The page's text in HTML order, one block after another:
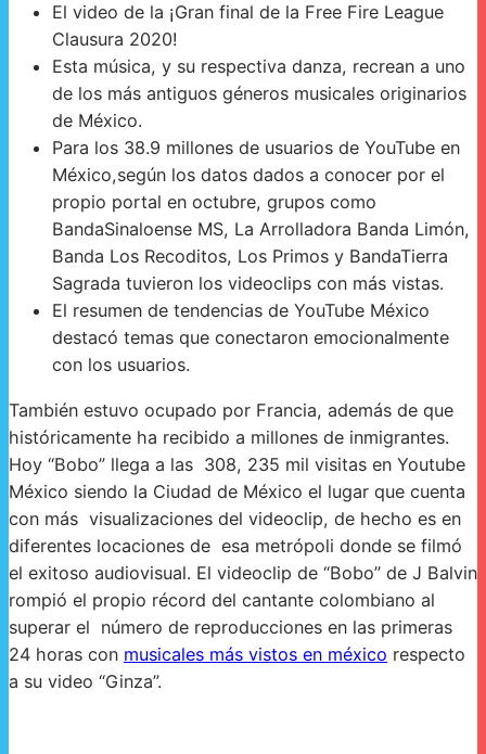
El video de la ¡Gran final de la Free Fire League
Clausura 2020!
Esta música, y su respectiva danza, recrean a uno
de los más antiguos géneros musicales originarios
de México.
Para los 38.9 millones de usuarios de YouTube en
México,según los datos dados a conocer por el
propio portal en octubre, grupos como
BandaSinaloense MS, La Arrolladora Banda Limón,
Banda Los Recoditos, Los Primos y BandaTierra
Sagrada tuvieron los videoclips con más vistas.
El resumen de tendencias de YouTube México
destacó temas que conectaron emocionalmente
con los usuarios.
También estuvo ocupado por Francia, además de que
históricamente ha recibido a millones de inmigrantes.
Hoy “Bobo” llega a las 308, 235 mil visitas en Youtube
México siendo la Ciudad de México el lugar que cuenta
con más visualizaciones del videoclip, de hecho es en
diferentes locaciones de esa metrópoli donde se filmó
el exitoso audiovisual. El videoclip de “Bobo” de J Balvin
rompió el propio récord del cantante colombiano al
superar el número de reproducciones en las primeras
24 horas con musicales más vistos en méxico respecto
a su video “Ginza”.